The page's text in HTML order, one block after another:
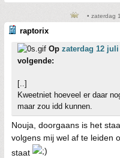
• zaterdag
raptorix
Op zaterdag 12 juli
volgende:
[..]
Kweetniet hoeveel er daar
maar zou idd kunnen.
Nouja, doorgaans is het
volgens mij wel af te leiden
staat